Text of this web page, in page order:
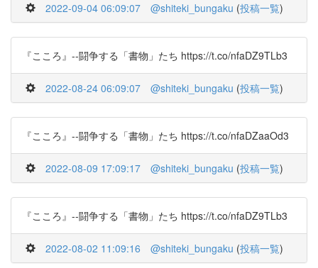
2022-09-04 06:09:07 @shiteki_bungaku (投稿一覧)
『こころ』--闘争する「書物」たち https://t.co/nfaDZ9TLb3
2022-08-24 06:09:07 @shiteki_bungaku (投稿一覧)
『こころ』--闘争する「書物」たち https://t.co/nfaDZaaOd3
2022-08-09 17:09:17 @shiteki_bungaku (投稿一覧)
『こころ』--闘争する「書物」たち https://t.co/nfaDZ9TLb3
2022-08-02 11:09:16 @shiteki_bungaku (投稿一覧)